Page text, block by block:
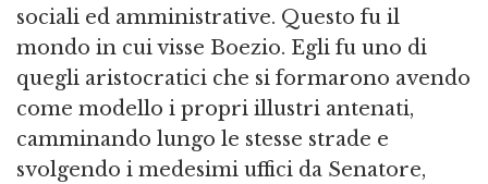
sociali ed amministrative. Questo fu il
mondo in cui visse Boezio. Egli fu uno di
quegli aristocratici che si formarono avendo
come modello i propri illustri antenati,
camminando lungo le stesse strade e
svolgendo i medesimi uffici da Senatore,